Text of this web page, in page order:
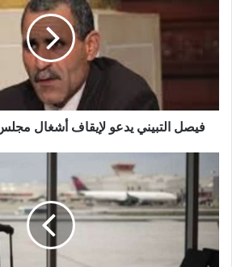
فيصل التبيني يدعو لإيقاف أشغال